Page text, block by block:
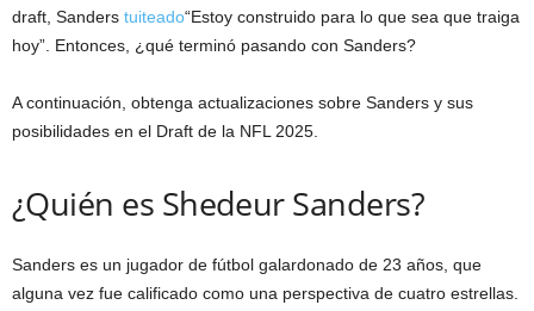
draft, Sanders tuiteado“Estoy construido para lo que sea que traiga
hoy”. Entonces, ¿qué terminó pasando con Sanders?
A continuación, obtenga actualizaciones sobre Sanders y sus
posibilidades en el Draft de la NFL 2025.
¿Quién es Shedeur Sanders?
Sanders es un jugador de fútbol galardonado de 23 años, que
alguna vez fue calificado como una perspectiva de cuatro estrellas.